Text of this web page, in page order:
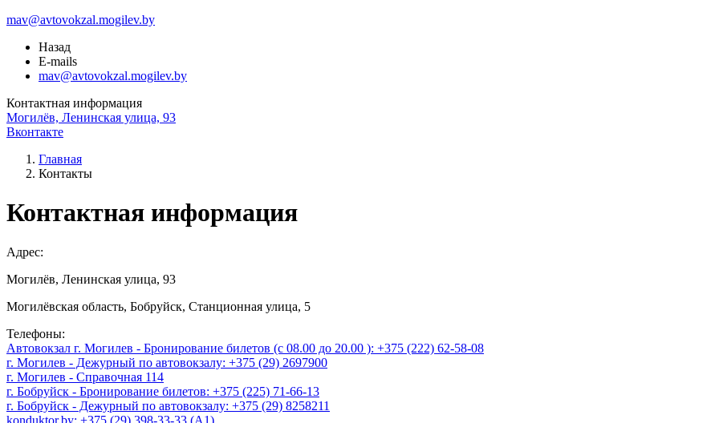
mav@avtovokzal.mogilev.by
Назад
E-mails
mav@avtovokzal.mogilev.by
Контактная информация
Могилёв, Ленинская улица, 93
Вконтакте
Главная
Контакты
Контактная информация
Адрес:
Могилёв, Ленинская улица, 93
Могилёвская область, Бобруйск, Станционная улица, 5
Телефоны:
Автовокзал г. Могилев - Бронирование билетов (с 08.00 до 20.00 ): +375 (222) 62-58-08
г. Могилев - Дежурный по автовокзалу: +375 (29) 2697900
г. Могилев - Справочная 114
г. Бобруйск - Бронирование билетов: +375 (225) 71-66-13
г. Бобруйск - Дежурный по автовокзалу: +375 (29) 8258211
konduktor.by: +375 (29) 398-33-33 (A1)